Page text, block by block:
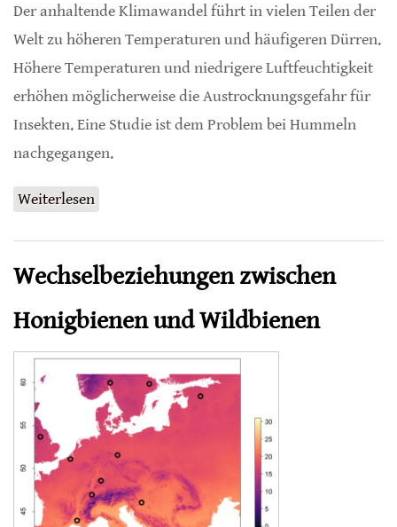
Der anhaltende Klimawandel führt in vielen Teilen der
Welt zu höheren Temperaturen und häufigeren Dürren.
Höhere Temperaturen und niedrigere Luftfeuchtigkeit
erhöhen möglicherweise die Austrocknungsgefahr für
Insekten. Eine Studie ist dem Problem bei Hummeln
nachgegangen.
Weiterlesen
Wechselbeziehungen zwischen
Honigbienen und Wildbienen